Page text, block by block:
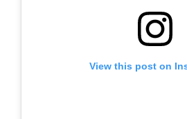
View this post on